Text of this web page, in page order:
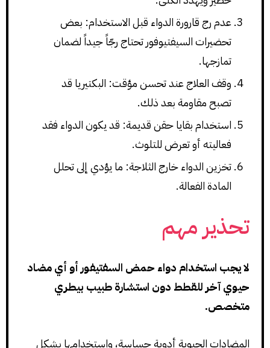
عدم رج قارورة الدواء قبل الاستخدام: بعض
تحضيرات السيفتيوفور تحتاج رجّاً جيداً لضمان
تمازجها.
وقف العلاج عند تحسن مؤقت: البكتيريا قد
تصبح مقاومة بعد ذلك.
استخدام بقايا حقن قديمة: قد يكون الدواء فقد
فعاليته أو تعرض للتلوث.
تخزين الدواء خارج الثلاجة: ما يؤدي إلى تحلل
المادة الفعالة.
تحذير مهم
لا يجب استخدام دواء حمض السفتيفور أو أي مضاد
حيوي آخر للقطط دون استشارة طبيب بيطري
متخصص.
المضادات الحيوية أدوية حساسة، واستخدامها بشكل